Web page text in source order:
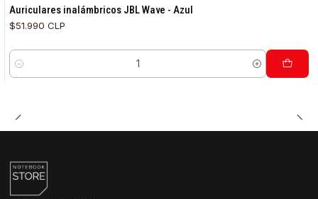
Auriculares inalámbricos JBL Wave - Azul
$51.990 CLP
Cantidad